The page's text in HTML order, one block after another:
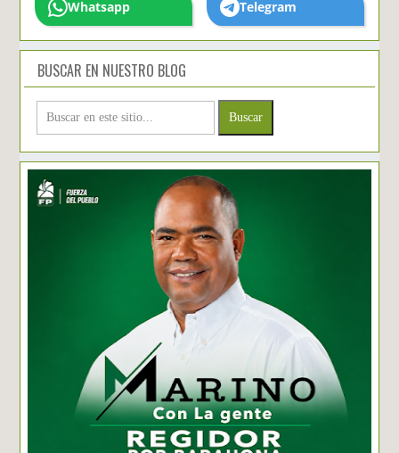
Whatsapp Telegram
BUSCAR EN NUESTRO BLOG